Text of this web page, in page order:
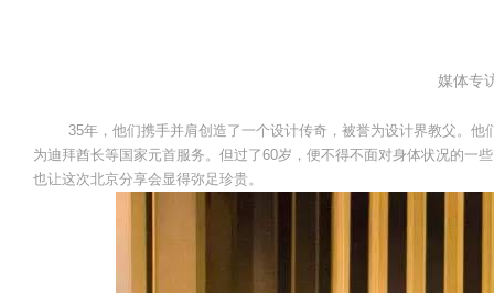
媒体专
35年，他们携手并肩创造了一个设计传奇，被誉为设计界教父。他
为迪拜酋长等国家元首服务。但过了60岁，便不得不面对身体状况的一
也让这次北京分享会显得弥足珍贵。